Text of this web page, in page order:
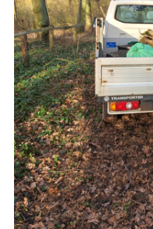
Firmy te działają w charakterze
treści w postaci wiadomości,
społecznościowych.